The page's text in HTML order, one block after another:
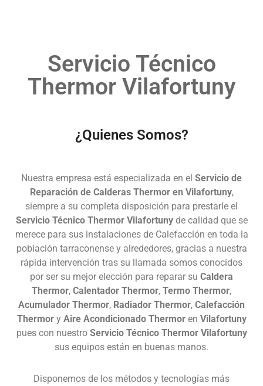
Servicio Técnico
Thermor Vilafortuny
¿Quienes Somos?
Nuestra empresa está especializada en el Servicio de
Reparación de Calderas Thermor en Vilafortuny,
siempre a su completa disposición para prestarle el
Servicio Técnico Thermor Vilafortunyde calidad que se
merece para sus instalaciones de Calefacción en toda la
población tarraconense y alrededores, gracias a nuestra
rápida intervención tras su llamada somos conocidos
por ser su mejor elección para reparar su Caldera
Thermor, Calentador Thermor, Termo Thermor,
Acumulador Thermor, Radiador Thermor, Calefacción
Thermory Aire Acondicionado Thermoren Vilafortuny
pues con nuestro Servicio Técnico Thermor Vilafortuny
sus equipos están en buenas manos.
Disponemos de los métodos y tecnologías más